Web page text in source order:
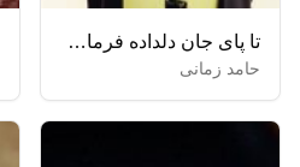
تا پای جان دلداده فرمان مولاییم
حامد زمانی